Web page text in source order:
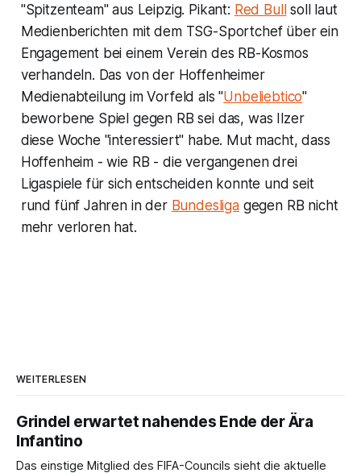
"Spitzenteam" aus Leipzig. Pikant: Red Bullsoll laut
Medienberichten mit dem TSG-Sportchef über ein
Engagement bei einem Verein des RB-Kosmos
verhandeln. Das von der Hoffenheimer
Medienabteilung im Vorfeld als "Unbeliebtico"
beworbene Spiel gegen RB sei das, was Ilzer
diese Woche "interessiert" habe. Mut macht, dass
Hoffenheim - wie RB - die vergangenen drei
Ligaspiele für sich entscheiden konnte und seit
rund fünf Jahren in der Bundesligagegen RB nicht
mehr verloren hat.
WEITERLESEN
Grindel erwartet nahendes Ende der Ära
Infantino
Das einstige Mitglied des FIFA-Councils sieht die aktuelle